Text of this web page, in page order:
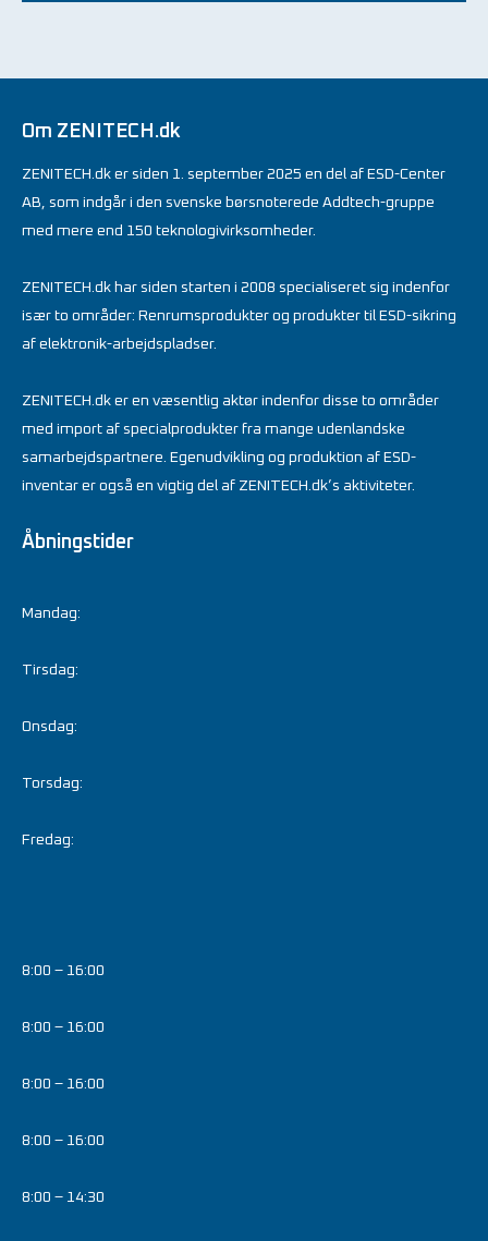
Om ZENITECH.dk
ZENITECH.dk er siden 1. september 2025 en del af ESD-Center
AB, som indgår i den svenske børsnoterede Addtech-gruppe
med mere end 150 teknologivirksomheder.
ZENITECH.dk har siden starten i 2008 specialiseret sig indenfor
især to områder: Renrumsprodukter og produkter til ESD-sikring
af elektronik-arbejdspladser.
ZENITECH.dk er en væsentlig aktør indenfor disse to områder
med import af specialprodukter fra mange udenlandske
samarbejdspartnere. Egenudvikling og produktion af ESD-
inventar er også en vigtig del af ZENITECH.dk’s aktiviteter.
Åbningstider
Mandag:
Tirsdag:
Onsdag:
Torsdag:
Fredag:
8:00 – 16:00
8:00 – 16:00
8:00 – 16:00
8:00 – 16:00
8:00 – 14:30